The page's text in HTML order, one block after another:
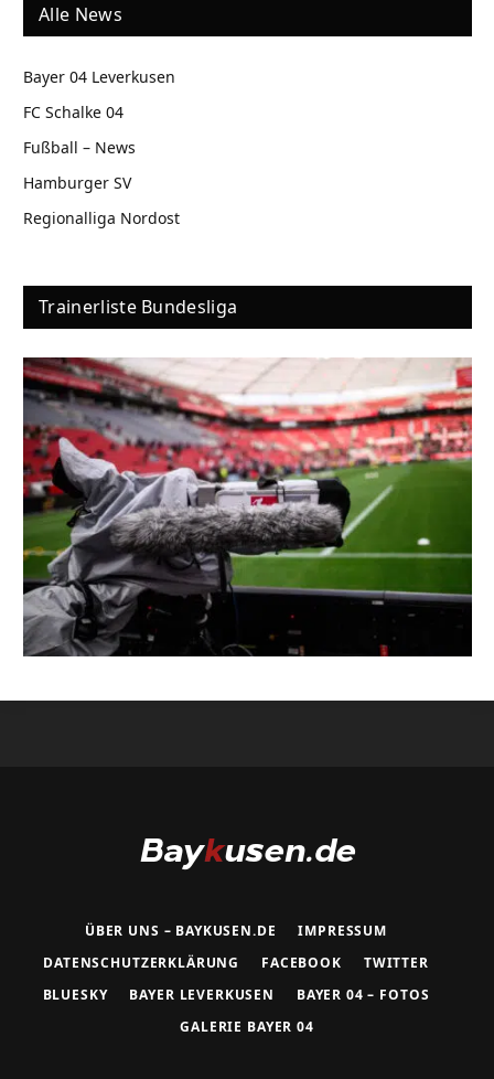
Alle News
Bayer 04 Leverkusen
FC Schalke 04
Fußball – News
Hamburger SV
Regionalliga Nordost
Trainerliste Bundesliga
ÜBER UNS – BAYKUSEN.DE
IMPRESSUM
DATENSCHUTZERKLÄRUNG
FACEBOOK
TWITTER
BLUESKY
BAYER LEVERKUSEN
BAYER 04 – FOTOS
GALERIE BAYER 04